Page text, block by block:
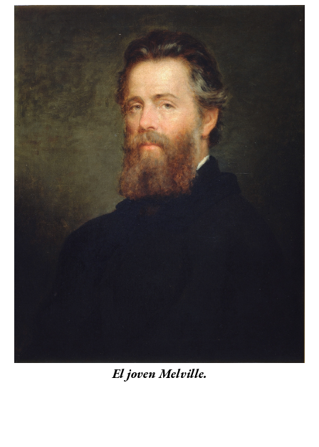
El joven Melville.